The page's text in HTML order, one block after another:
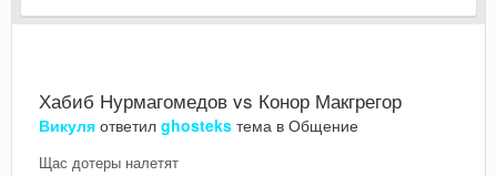
Хабиб Нурмагомедов vs Конор Макгрегор
Викуля ответил ghosteks тема в Общение
Щас дотеры налетят